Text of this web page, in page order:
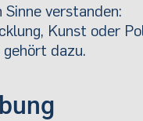
verstanden:
Kunst oder
dazu.